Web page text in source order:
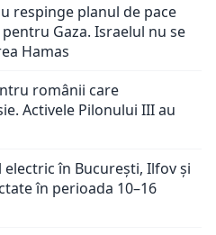
respinge planul de pace
Gaza. Israelul nu se
Hamas
românii care
Activele Pilonului III au
în București, Ilfov și
în perioada 10–16